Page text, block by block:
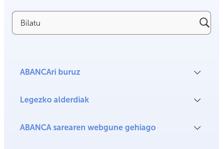
Bilatu
ABANCAri buruz
Legezko alderdiak
ABANCA sarearen webgune gehiago